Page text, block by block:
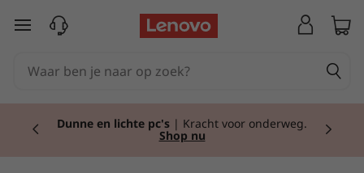
TGa naar de hoofdinhoud
Dunne en lichte pc's | Kracht voor onderweg.
Shop nu